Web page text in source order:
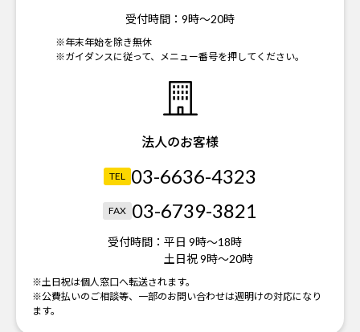
受付時間： 9時～20時
※年末年始を除き無休
※ガイダンスに従って、メニュー番号を押してください。
法人のお客様
TEL 03-6636-4323
FAX 03-6739-3821
受付時間： 平日 9時～18時
土日祝 9時～20時
※土日祝は個人窓口へ転送されます。
※公費払いのご相談等、一部のお問い合わせは週明けの対応になり
ます。